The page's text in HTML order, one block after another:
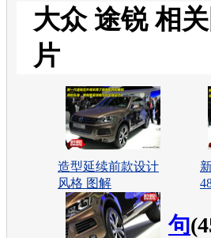
大众 途锐 相
片
造型延续前款设计
风格 图解
句